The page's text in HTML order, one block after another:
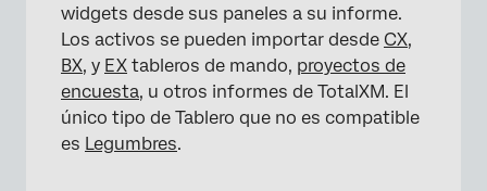
widgets desde sus paneles a su informe.
Los activos se pueden importar desde CX,
BX, y EX tableros de mando, proyectos de
encuesta, u otros informes de TotalXM. El
único tipo de Tablero que no es compatible
es Legumbres.